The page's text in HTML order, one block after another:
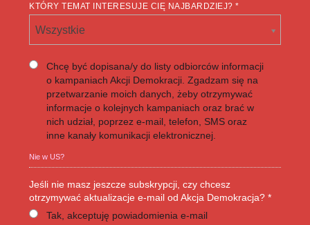
KTÓRY TEMAT INTERESUJE CIĘ NAJBARDZIEJ? *
Wszystkie
Chcę być dopisana/y do listy odbiorców informacji
o kampaniach Akcji Demokracji. Zgadzam się na
przetwarzanie moich danych, żeby otrzymywać
informacje o kolejnych kampaniach oraz brać w
nich udział, poprzez e-mail, telefon, SMS oraz
inne kanały komunikacji elektronicznej.
Nie wUS?
Jeśli nie masz jeszcze subskrypcji, czy chcesz
otrzymywać aktualizacje e-mail od Akcja Demokracja? *
Tak, akceptuję powiadomienia e-mail